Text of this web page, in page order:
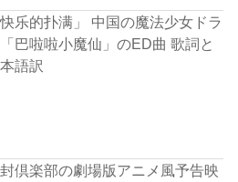
快乐的扑满」 中国の魔法少女ドラ
巴啦啦小魔仙」のED曲 歌詞と
語訳
倶楽部の劇場版アニメ風予告映